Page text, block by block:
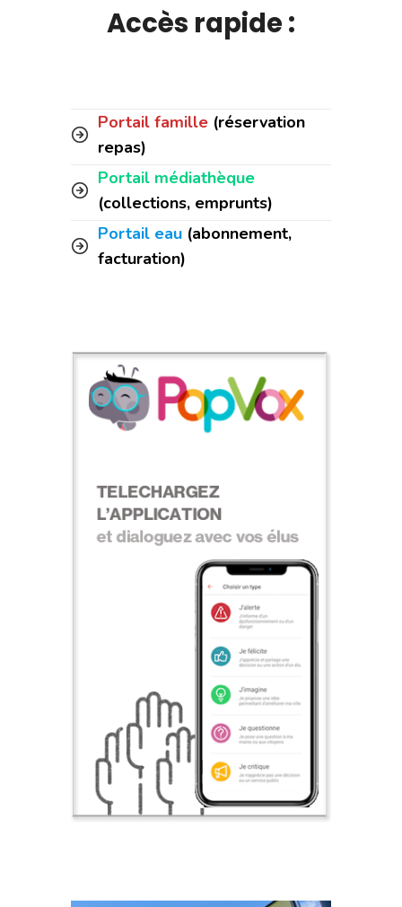
Accès rapide :
Portail famille (réservation
repas)
Portail médiathèque
(collections, emprunts)
Portail eau (abonnement,
facturation)